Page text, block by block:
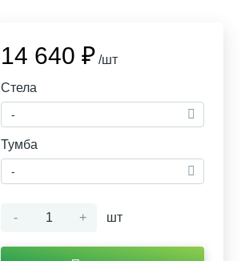
14 640 ₽ /шт
Стела
-
Тумба
-
- + шт